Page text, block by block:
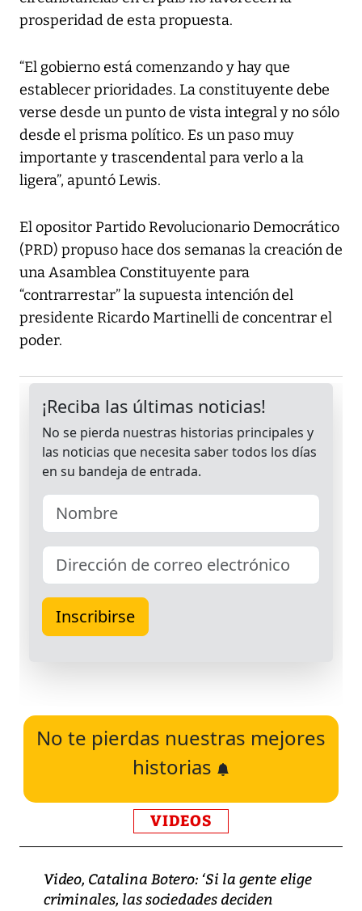
prosperidad de esta propuesta.
“El gobierno está comenzando y hay que
establecer prioridades. La constituyente debe
verse desde un punto de vista integral y no sólo
desde el prisma político. Es un paso muy
importante y trascendental para verlo a la
ligera”, apuntó Lewis.
El opositor Partido Revolucionario Democrático
(PRD) propuso hace dos semanas la creación de
una Asamblea Constituyente para
“contrarrestar” la supuesta intención del
presidente Ricardo Martinelli de concentrar el
poder.
No te pierdas nuestras mejores
historias
VIDEOS
Video, Catalina Botero: ‘Si la gente elige
criminales, las sociedades deciden